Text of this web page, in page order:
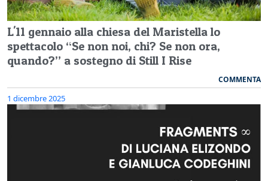
L'11 gennaio alla chiesa del Maristella lo
spettacolo “Se non noi, chi? Se non ora,
quando?” a sostegno di Still I Rise
COMMENTA
1 dicembre 2025